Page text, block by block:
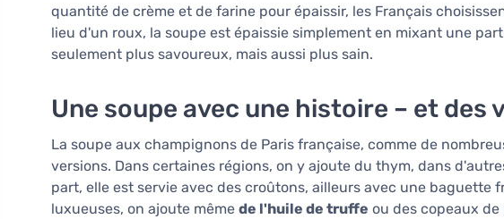
quantité de crème et de farine pour épaissir, les Français
lieu d'un roux, la soupe est épaissie simplement en mixant une
seulement plus savoureux, mais aussi plus sain.
Une soupe avec une histoire – et des
La soupe aux champignons de Paris française, comme de
versions. Dans certaines régions, on y ajoute du thym, dans
part, elle est servie avec des croûtons, ailleurs avec une baguette
luxueuses, on ajoute même de l'huile de truffe ou des copeaux de